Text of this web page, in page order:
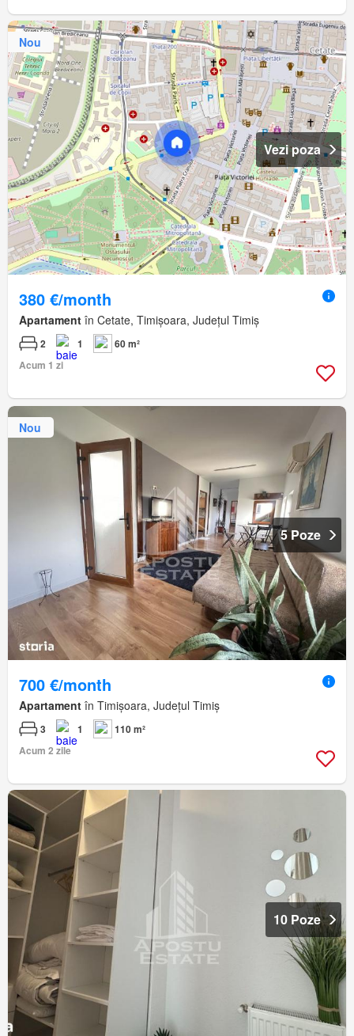
Nou
Vezi poza
380 €/month
Apartament în Cetate, Timișoara, Județul Timiș
2 1
60 m²
Acum 1 zi
Nou
5 Poze
700 €/month
Apartament în Timișoara, Județul Timiș
3 1
110 m²
Acum 2 zile
10 Poze